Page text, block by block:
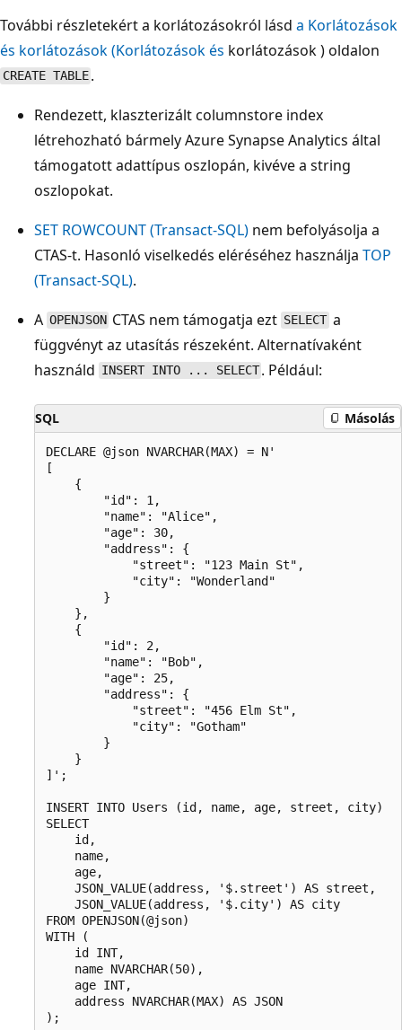
További részletekért a korlátozásokról lásd a Korlátozások
és korlátozások (Korlátozások és korlátozások ) oldalon
CREATE TABLE .
Rendezett, klaszterizált columnstore index
létrehozható bármely Azure Synapse Analytics által
támogatott adattípus oszlopán, kivéve a string
oszlopokat.
SET ROWCOUNT (Transact-SQL) nem befolyásolja a
CTAS-t. Hasonló viselkedés eléréséhez használja TOP
(Transact-SQL).
A OPENJSON CTAS nem támogatja ezt SELECT a
függvényt az utasítás részeként. Alternatívaként
használd INSERT INTO ... SELECT . Például:
SQL Másolás
DECLARE @json NVARCHAR(MAX) = N'
[
    {
        "id": 1,
        "name": "Alice",
        "age": 30,
        "address": {
            "street": "123 Main St",
            "city": "Wonderland"
        }
    },
    {
        "id": 2,
        "name": "Bob",
        "age": 25,
        "address": {
            "street": "456 Elm St",
            "city": "Gotham"
        }
    }
]';
INSERT INTO Users (id, name, age, street, city)
SELECT
    id,
    name,
    age,
    JSON_VALUE(address, '$.street') AS street,
    JSON_VALUE(address, '$.city') AS city
FROM OPENJSON(@json)
WITH (
    id INT,
    name NVARCHAR(50),
    age INT,
    address NVARCHAR(MAX) AS JSON